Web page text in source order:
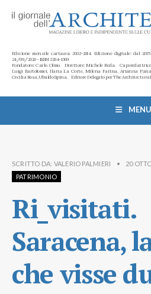
Edizione mensile cartacea: 2002-2014. Edizione digitale: dal
24/09/2020 - ISSN 2284-1369
Fondatore: Carlo Olmo. Direttore: Michele Roda.
Luigi Bartolomei, Ilaria La Corte, Milena Farina, Arianna
Cecilia Rosa, Ubaldo Spina. Editore Delegato per The Architectural
MENU
SCRITTO DA: VALERIO PALMIERI • 20
PATRIMONIO
Ri_visitati.
Saracena,
che visse